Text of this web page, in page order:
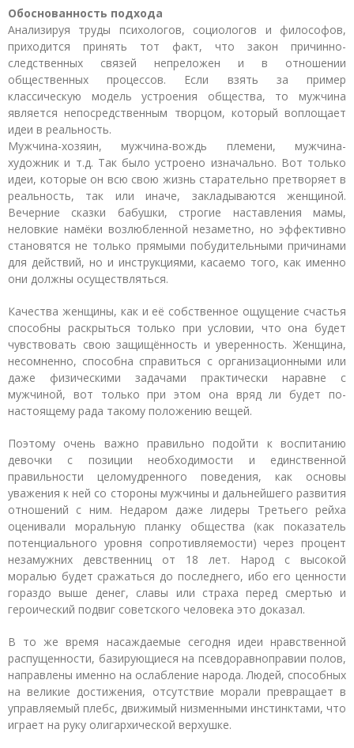
Обоснованность подхода
Анализируя труды психологов, социологов и философов,
приходится принять тот факт, что закон причинно-
следственных связей непреложен и в отношении
общественных процессов. Если взять за пример
классическую модель устроения общества, то мужчина
является непосредственным творцом, который воплощает
идеи в реальность.
Мужчина-хозяин, мужчина-вождь племени, мужчина-
художник и т.д. Так было устроено изначально. Вот только
идеи, которые он всю свою жизнь старательно претворяет в
реальность, так или иначе, закладываются женщиной.
Вечерние сказки бабушки, строгие наставления мамы,
неловкие намёки возлюбленной незаметно, но эффективно
становятся не только прямыми побудительными причинами
для действий, но и инструкциями, касаемо того, как именно
они должны осуществляться.
Качества женщины, как и её собственное ощущение счастья
способны раскрыться только при условии, что она будет
чувствовать свою защищённость и уверенность. Женщина,
несомненно, способна справиться с организационными или
даже физическими задачами практически наравне с
мужчиной, вот только при этом она вряд ли будет по-
настоящему рада такому положению вещей.
Поэтому очень важно правильно подойти к воспитанию
девочки с позиции необходимости и единственной
правильности целомудренного поведения, как основы
уважения к ней со стороны мужчины и дальнейшего развития
отношений с ним. Недаром даже лидеры Третьего рейха
оценивали моральную планку общества (как показатель
потенциального уровня сопротивляемости) через процент
незамужних девственниц от 18 лет. Народ с высокой
моралью будет сражаться до последнего, ибо его ценности
гораздо выше денег, славы или страха перед смертью и
героический подвиг советского человека это доказал.
В то же время насаждаемые сегодня идеи нравственной
распущенности, базирующиеся на псевдоравноправии полов,
направлены именно на ослабление народа. Людей, способных
на великие достижения, отсутствие морали превращает в
управляемый плебс, движимый низменными инстинктами, что
играет на руку олигархической верхушке.